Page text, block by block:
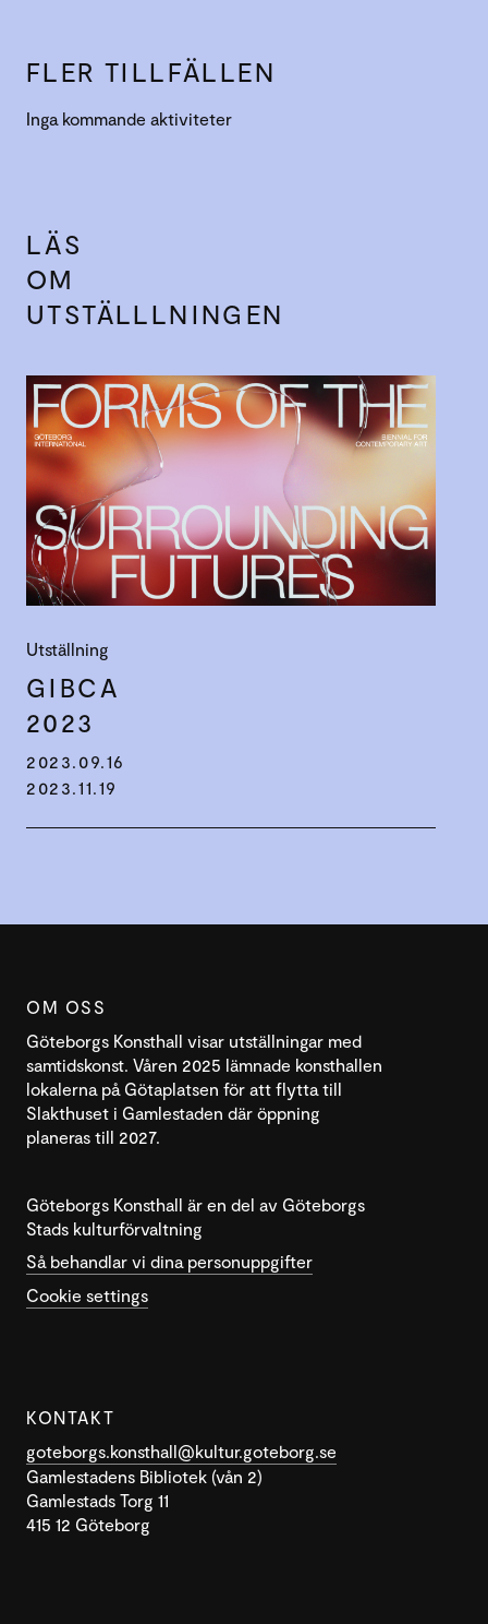
FLER TILLFÄLLEN
Inga kommande aktiviteter
LÄS
OM
UTSTÄLLLNINGEN
Utställning
GIBCA
2023
2023.09.16
2023.11.19
OM OSS
Göteborgs Konsthall visar utställningar med
samtidskonst. Våren 2025 lämnade konsthallen
lokalerna på Götaplatsen för att flytta till
Slakthuset i Gamlestaden där öppning
planeras till 2027.
Göteborgs Konsthall är en del av Göteborgs
Stads kulturförvaltning
Så behandlar vi dina personuppgifter
Cookie settings
KONTAKT
goteborgs.konsthall@kultur.goteborg.se
Gamlestadens Bibliotek (vån 2)
Gamlestads Torg 11
415 12 Göteborg